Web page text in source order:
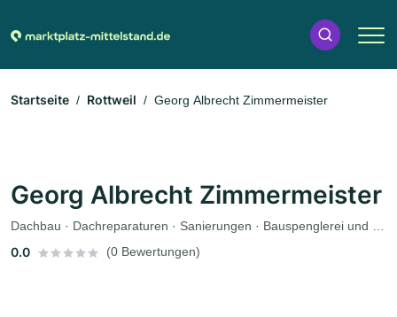
Startseite Rottweil Georg Albrecht Zimmermeister
Georg Albrecht Zimmermeister
Dachbau · Dachreparaturen · Sanierungen · Bauspenglerei und Zimmerei · Restaurator · Innenausbau · Holzbau
0.0 (0 Bewertungen)